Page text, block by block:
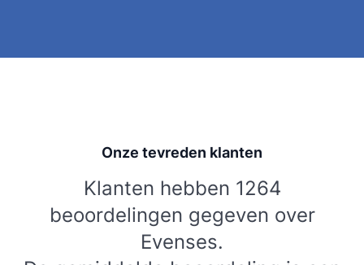
Onze tevreden klanten
Klanten hebben 1264
beoordelingen gegeven over
Evenses.